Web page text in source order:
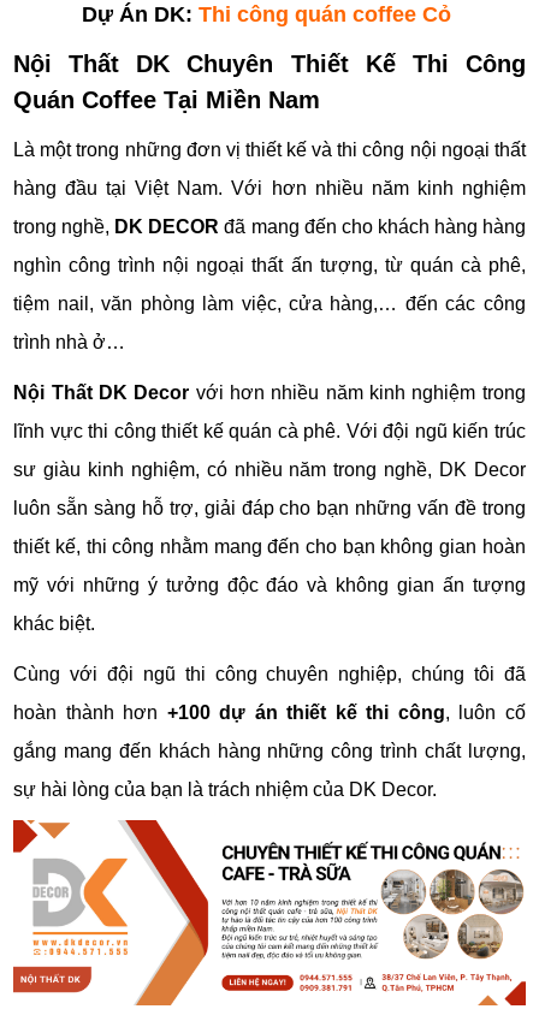
Dự Án DK: Thi công quán coffee Cỏ
Nội Thất DK Chuyên Thiết Kế Thi Công
Quán Coffee Tại Miền Nam
Là một trong những đơn vị thiết kế và thi công nội ngoại thất
hàng đầu tại Việt Nam. Với hơn nhiều năm kinh nghiệm
trong nghề, DK DECOR đã mang đến cho khách hàng hàng
nghìn công trình nội ngoại thất ấn tượng, từ quán cà phê,
tiệm nail, văn phòng làm việc, cửa hàng,… đến các công
trình nhà ở…
Nội Thất DK Decor với hơn nhiều năm kinh nghiệm trong
lĩnh vực thi công thiết kế quán cà phê. Với đội ngũ kiến trúc
sư giàu kinh nghiệm, có nhiều năm trong nghề, DK Decor
luôn sẵn sàng hỗ trợ, giải đáp cho bạn những vấn đề trong
thiết kế, thi công nhằm mang đến cho bạn không gian hoàn
mỹ với những ý tưởng độc đáo và không gian ấn tượng
khác biệt.
Cùng với đội ngũ thi công chuyên nghiệp, chúng tôi đã
hoàn thành hơn +100 dự án thiết kế thi công, luôn cố
gắng mang đến khách hàng những công trình chất lượng,
sự hài lòng của bạn là trách nhiệm của DK Decor.